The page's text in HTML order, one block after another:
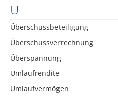
U
Überschussbeteiligung
Überschussverrechnung
Überspannung
Umlaufrendite
Umlaufvermögen